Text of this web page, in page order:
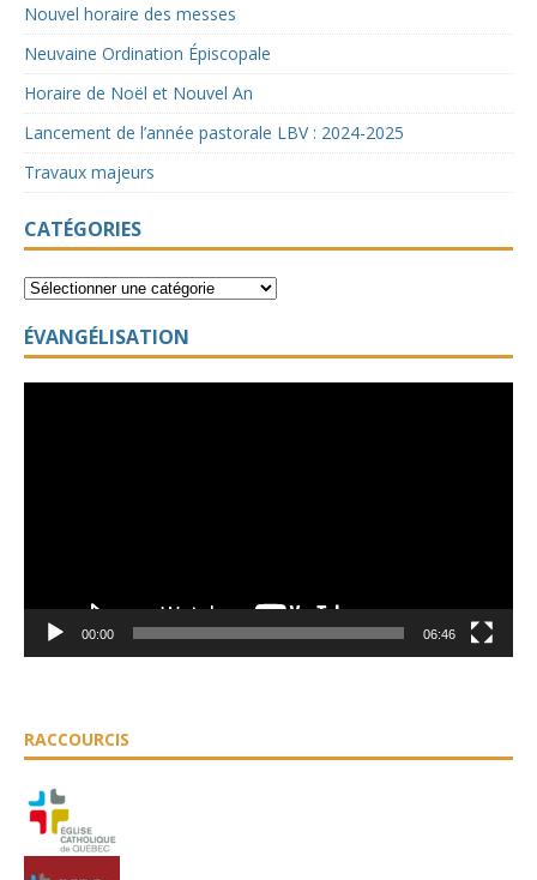
Nouvel horaire des messes
Neuvaine Ordination Épiscopale
Horaire de Noël et Nouvel An
Lancement de l’année pastorale LBV : 2024-2025
Travaux majeurs
CATÉGORIES
ÉVANGÉLISATION
00:00 06:46
RACCOURCIS